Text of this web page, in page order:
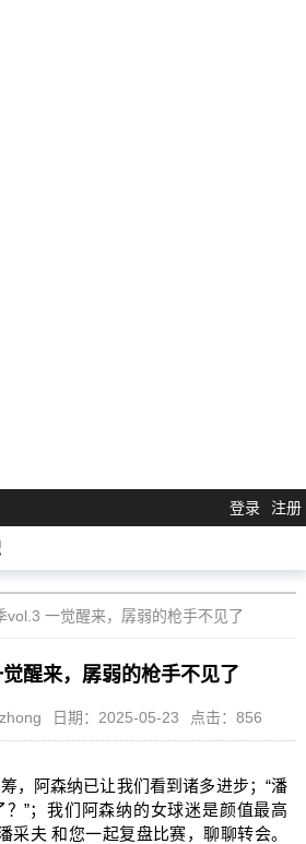
登录 注册
vol.3 一觉醒来，孱弱的枪手不见了
醒来，孱弱的枪手不见了
日期：2025-05-23 点击：856
，阿森纳已让我们看到诸多进步；“潘
”；我们阿森纳的女球迷是颜值最高
采夫 和您一起复盘比赛，聊聊转会。